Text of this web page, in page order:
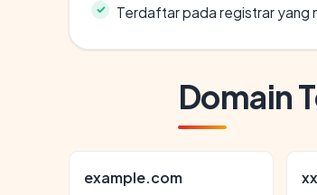
Terdaftar pada registrar yang
Domain
example.com